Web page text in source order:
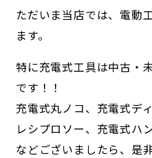
ただいま当店では、電動
ます。
特に充電式工具は中古・
です！！
充電式丸ノコ、充電式デ
レシプロソー、充電式ハ
などございましたら、是